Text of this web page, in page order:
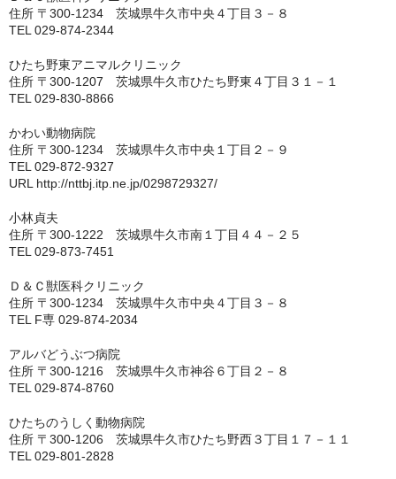
京都市以外
神戸市
神戸市以外
千葉県
いすみ市
八千代市
勝浦市
千葉市
住所 〒300-1234 茨城県牛久市中央４丁目３－８
TEL 029-874-2344
ひたち野東アニマルクリニック
住所 〒300-1207 茨城県牛久市ひたち野東４丁目３１－１
TEL 029-830-8866
かわい動物病院
住所 〒300-1234 茨城県牛久市中央１丁目２－９
TEL 029-872-9327
URL http://nttbj.itp.ne.jp/0298729327/
小林貞夫
住所 〒300-1222 茨城県牛久市南１丁目４４－２５
TEL 029-873-7451
Ｄ＆Ｃ獣医科クリニック
住所 〒300-1234 茨城県牛久市中央４丁目３－８
TEL F専 029-874-2034
アルバどうぶつ病院
住所 〒300-1216 茨城県牛久市神谷６丁目２－８
TEL 029-874-8760
ひたちのうしく動物病院
住所 〒300-1206 茨城県牛久市ひたち野西３丁目１７－１１
TEL 029-801-2828